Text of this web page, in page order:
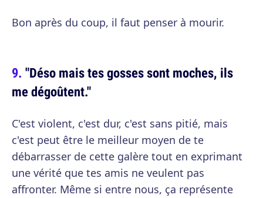
Bon après du coup, il faut penser à mourir.
"Déso mais tes gosses sont moches, ils
me dégoûtent."
C'est violent, c'est dur, c'est sans pitié, mais
c'est peut être le meilleur moyen de te
débarrasser de cette galère tout en exprimant
une vérité que tes amis ne veulent pas
affronter. Même si entre nous, ça représente